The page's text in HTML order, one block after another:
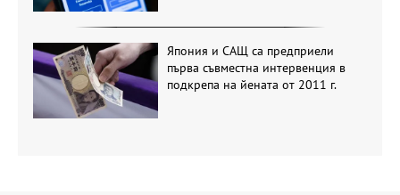
Япония и САЩ са предприели
първа съвместна интервенция в
подкрепа на йената от 2011 г.